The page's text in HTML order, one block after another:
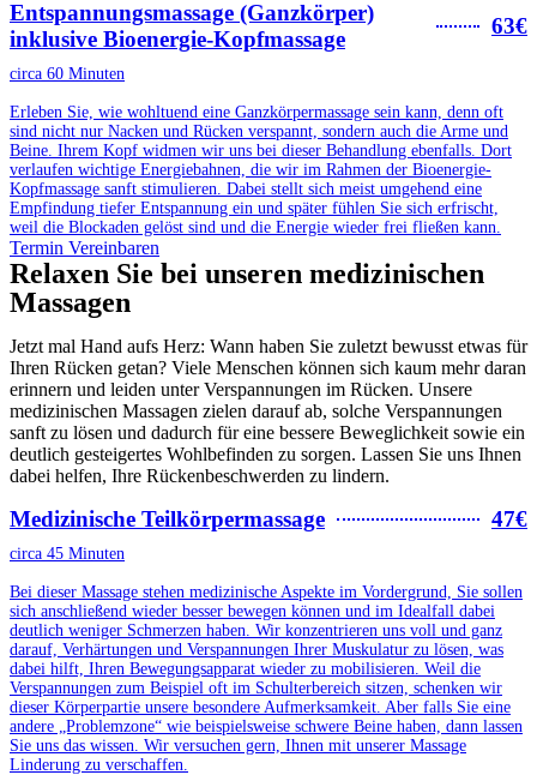
Entspannungsmassage (Ganzkörper)
inklusive Bioenergie-Kopfmassage
63€
circa 60 Minuten
Erleben Sie, wie wohltuend eine Ganzkörpermassage sein kann, denn oft
sind nicht nur Nacken und Rücken verspannt, sondern auch die Arme und
Beine. Ihrem Kopf widmen wir uns bei dieser Behandlung ebenfalls. Dort
verlaufen wichtige Energiebahnen, die wir im Rahmen der Bioenergie-
Kopfmassage sanft stimulieren. Dabei stellt sich meist umgehend eine
Empfindung tiefer Entspannung ein und später fühlen Sie sich erfrischt,
weil die Blockaden gelöst sind und die Energie wieder frei fließen kann.
Termin Vereinbaren
Relaxen Sie bei unseren medizinischen
Massagen
Jetzt mal Hand aufs Herz: Wann haben Sie zuletzt bewusst etwas für
Ihren Rücken getan? Viele Menschen können sich kaum mehr daran
erinnern und leiden unter Verspannungen im Rücken. Unsere
medizinischen Massagen zielen darauf ab, solche Verspannungen
sanft zu lösen und dadurch für eine bessere Beweglichkeit sowie ein
deutlich gesteigertes Wohlbefinden zu sorgen. Lassen Sie uns Ihnen
dabei helfen, Ihre Rückenbeschwerden zu lindern.
Medizinische Teilkörpermassage 47€
circa 45 Minuten
Bei dieser Massage stehen medizinische Aspekte im Vordergrund, Sie sollen
sich anschließend wieder besser bewegen können und im Idealfall dabei
deutlich weniger Schmerzen haben. Wir konzentrieren uns voll und ganz
darauf, Verhärtungen und Verspannungen Ihrer Muskulatur zu lösen, was
dabei hilft, Ihren Bewegungsapparat wieder zu mobilisieren. Weil die
Verspannungen zum Beispiel oft im Schulterbereich sitzen, schenken wir
dieser Körperpartie unsere besondere Aufmerksamkeit. Aber falls Sie eine
andere „Problemzone“ wie beispielsweise schwere Beine haben, dann lassen
Sie uns das wissen. Wir versuchen gern, Ihnen mit unserer Massage
Linderung zu verschaffen.